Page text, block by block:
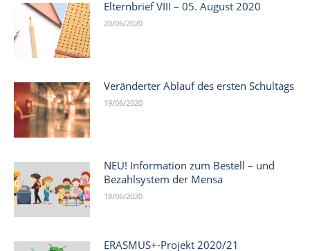
Elternbrief VIII – 05. August 2020
20/06/2020
Veränderter Ablauf des ersten Schultags
19/06/2020
NEU! Information zum Bestell – und
Bezahlsystem der Mensa
18/06/2020
ERASMUS+-Projekt 2020/21